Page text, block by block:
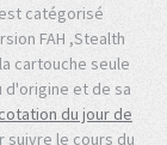
catégorisé
FAH ,Stealth
cartouche seule
d'origine et de sa
du jour de
suivre le cours du